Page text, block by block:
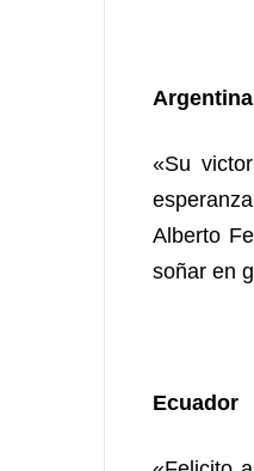
Argentina
«Su
Alberto
soñar en
Ecuador